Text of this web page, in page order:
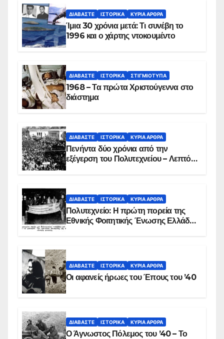
ΔΙΑΒΆΣΤΕ ΙΣΤΟΡΙΚΆ ΚΥΡΙΑ ΑΡΘΡΑ
Ίμια 30 χρόνια μετά: Τι συνέβη το
1996 και ο χάρτης ντοκουμέντο
ΔΙΑΒΆΣΤΕ ΙΣΤΟΡΙΚΆ ΣΤΙΓΜΙΌΤΥΠΑ
1968 – Τα πρώτα Χριστούγεννα στο
διάστημα
ΔΙΑΒΆΣΤΕ ΙΣΤΟΡΙΚΆ ΚΥΡΙΑ ΑΡΘΡΑ
Πενήντα δύο χρόνια από την
εξέγερση του Πολυτεχνείου – Λεπτό
ΔΙΑΒΆΣΤΕ ΙΣΤΟΡΙΚΆ ΚΥΡΙΑ ΑΡΘΡΑ
Πολυτεχνείο: Η πρώτη πορεία της
Εθνικής Φοιτητικής Ένωσης Ελλάδος
ΔΙΑΒΆΣΤΕ ΙΣΤΟΡΙΚΆ ΚΥΡΙΑ ΑΡΘΡΑ
Οι αφανείς ήρωες του Έπους του ’40
ΔΙΑΒΆΣΤΕ ΙΣΤΟΡΙΚΆ ΚΥΡΙΑ ΑΡΘΡΑ
Ο Άγνωστος Πόλεμος του ’40 – Το